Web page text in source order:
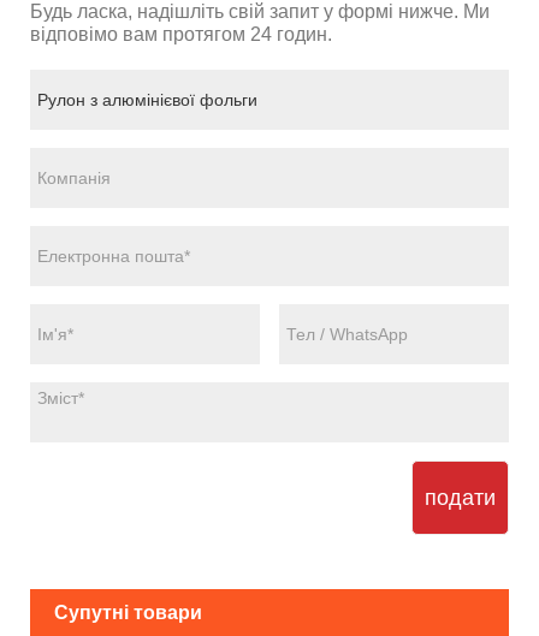
Будь ласка, надішліть свій запит у формі нижче. Ми
відповімо вам протягом 24 годин.
подати
Супутні товари